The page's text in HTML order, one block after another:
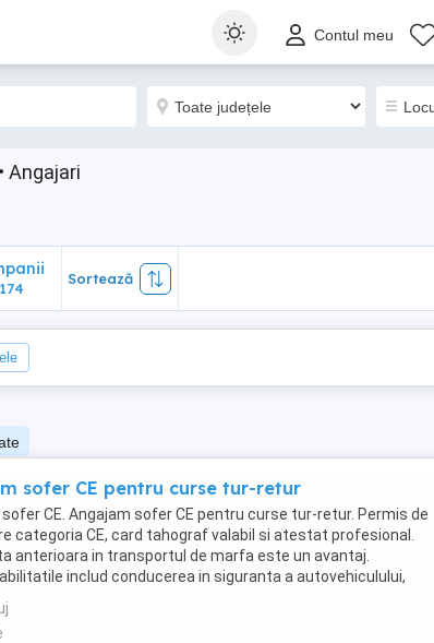
Contul meu
Angajari
Sortează
sofer CE pentru curse tur-retur
CE. Angajam sofer CE pentru curse tur-retur. Permis de
categoria CE, card tahograf valabil si atestat profesional.
anterioara in transportul de marfa este un avantaj.
includ conducerea in siguranta a autovehiculului,
legislatiei rutiere ...